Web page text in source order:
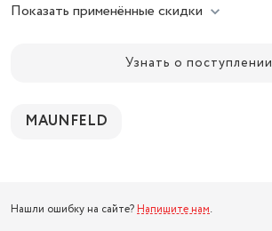
Показать применённые скидки
Узнать о поступлении
MAUNFELD
Нашли ошибку на сайте? Напишите нам.